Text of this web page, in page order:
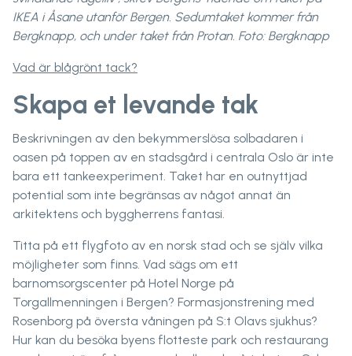
IKEA i Åsane utanför Bergen. Sedumtaket kommer från
Bergknapp, och under taket från Protan. Foto: Bergknapp
Vad är blågrönt tack?
Skapa et levande tak
Beskrivningen av den bekymmerslösa solbadaren i
oasen på toppen av en stadsgård i centrala Oslo är inte
bara ett tankeexperiment. Taket har en outnyttjad
potential som inte begränsas av något annat än
arkitektens och byggherrens fantasi.
Titta på ett flygfoto av en norsk stad och se själv vilka
möjligheter som finns. Vad sägs om ett
barnomsorgscenter på Hotel Norge på
Torgallmenningen i Bergen? Formasjonstrening med
Rosenborg på översta våningen på S:t Olavs sjukhus?
Hur kan du besöka byens flotteste park och restaurang